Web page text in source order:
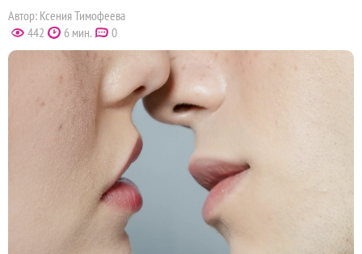
Автор: Ксения Тимофеева
442
6 мин. 0